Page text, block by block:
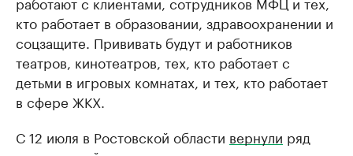
кто работает в образовании, здравоохранении и
соцзащите. Прививать будут и работников
театров, кинотеатров, тех, кто работает с
детьми в игровых комнатах, и тех, кто работает
в сфере ЖКХ.
С 12 июля в Ростовской области вернули ряд